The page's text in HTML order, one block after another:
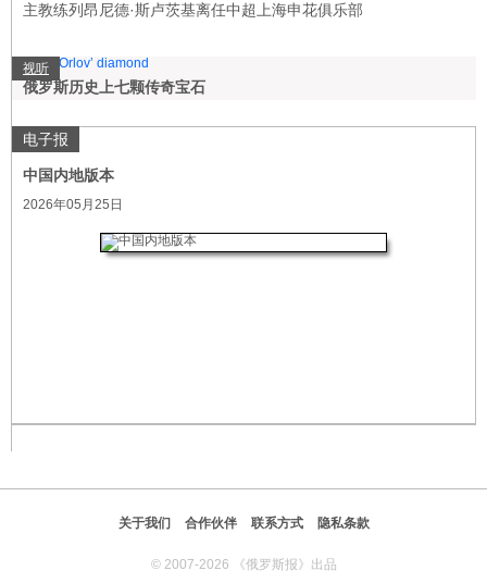
主教练列昂尼德·斯卢茨基离任中超上海申花俱乐部
视听
俄罗斯历史上七颗传奇宝石
电子报
中国内地版本
2026年05月25日
关于我们 合作伙伴 联系方式 隐私条款
© 2007-2026 《俄罗斯报》出品